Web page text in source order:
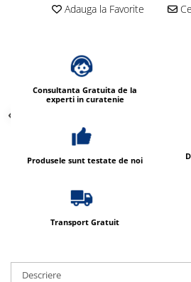
Adauga la Favorite
Consultanta Gratuita de la
experti in curatenie
Produsele sunt testate de noi
Transport Gratuit
Descriere